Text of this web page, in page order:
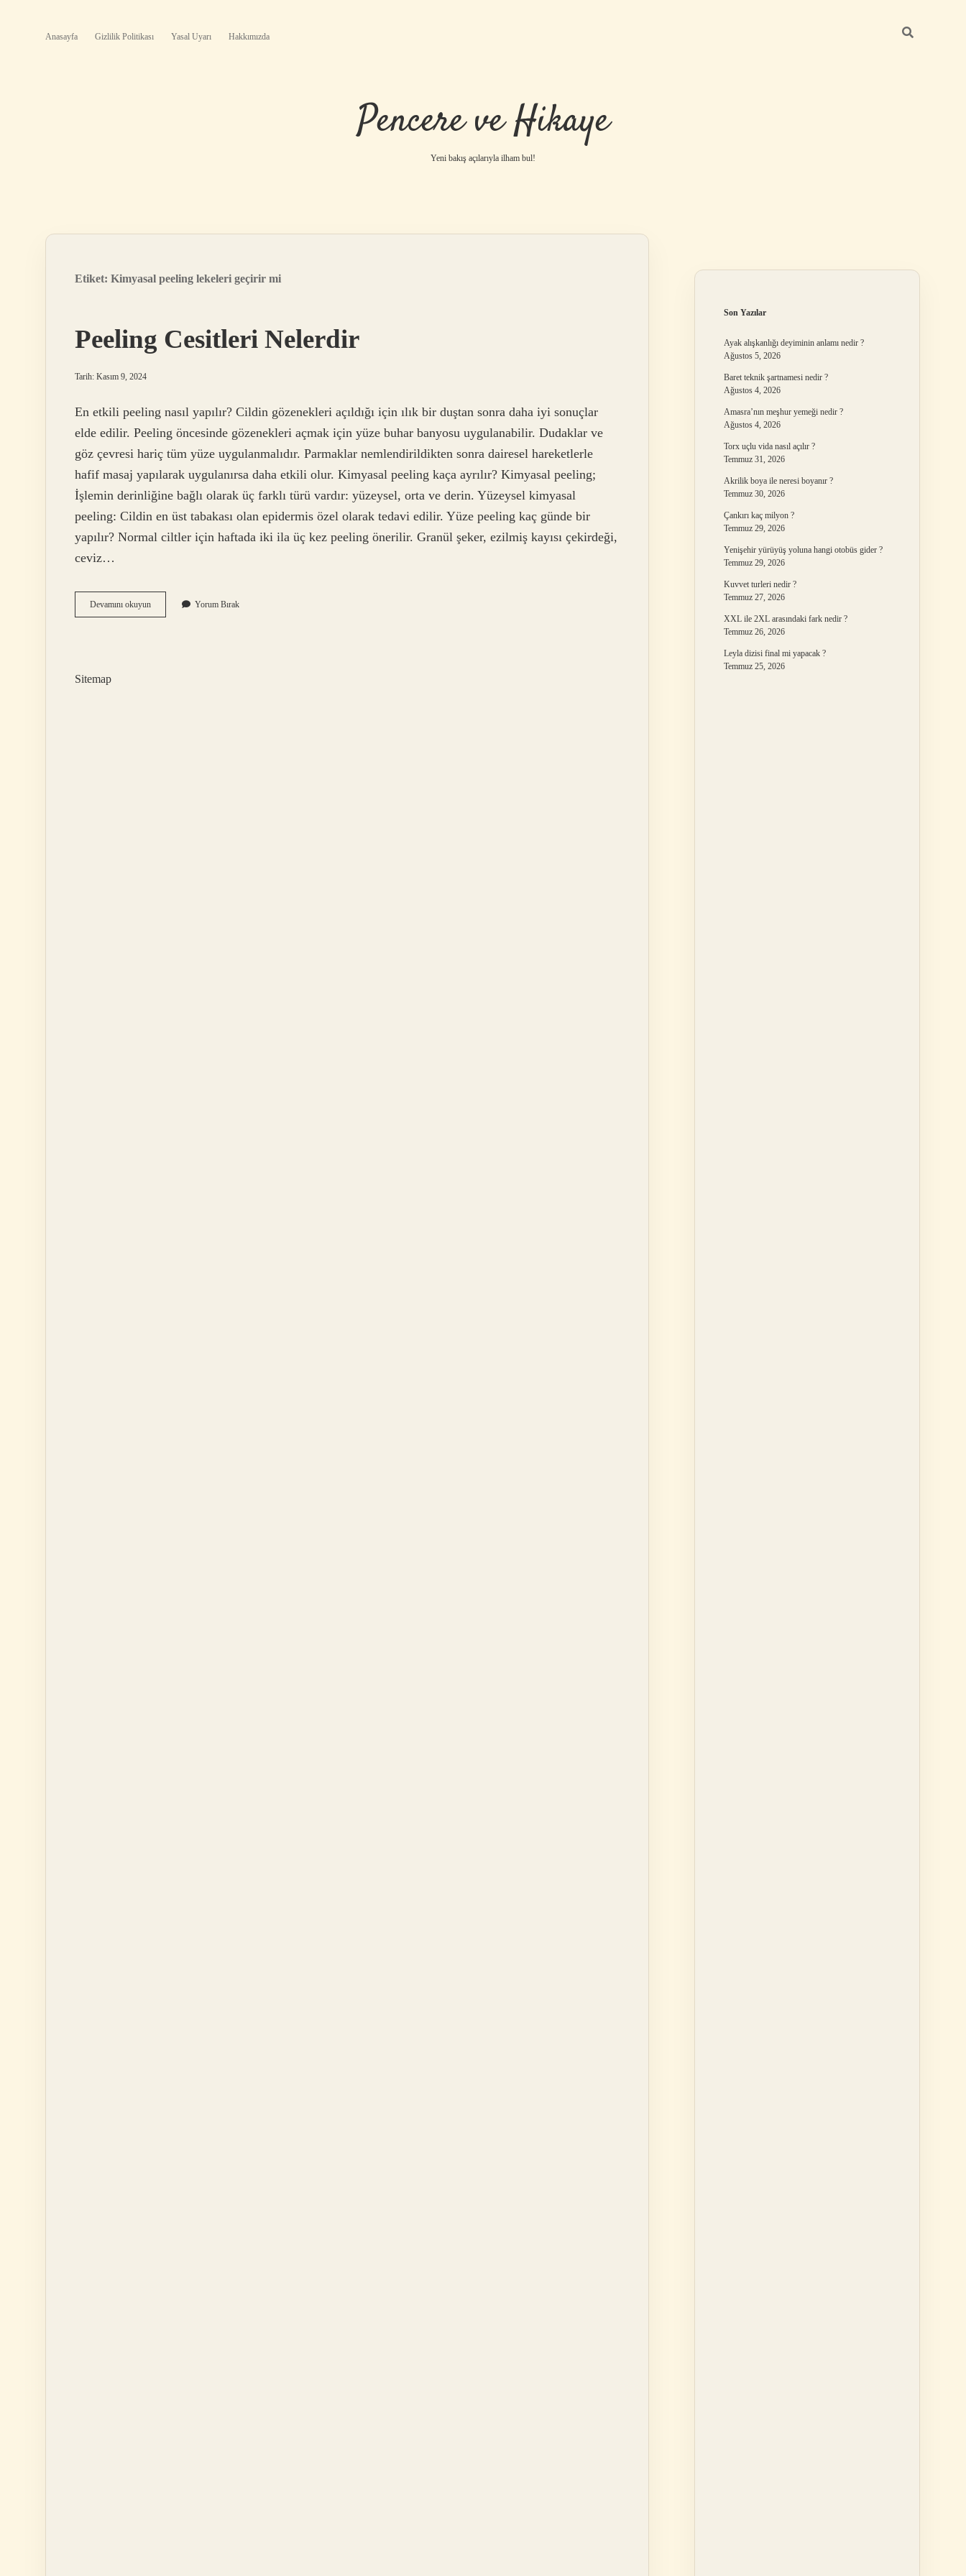
Anasayfa Gizlilik Politikası Yasal Uyarı Hakkımızda
Pencere ve Hikaye
Yeni bakış açılarıyla ilham bul!
Etiket: Kimyasal peeling lekeleri geçirir mi
Peeling Cesitleri Nelerdir
Tarih: Kasım 9, 2024
En etkili peeling nasıl yapılır? Cildin gözenekleri açıldığı için ılık bir duştan sonra daha iyi sonuçlar
elde edilir. Peeling öncesinde gözenekleri açmak için yüze buhar banyosu uygulanabilir. Dudaklar ve
göz çevresi hariç tüm yüze uygulanmalıdır. Parmaklar nemlendirildikten sonra dairesel hareketlerle
hafif masaj yapılarak uygulanırsa daha etkili olur. Kimyasal peeling kaça ayrılır? Kimyasal peeling;
İşlemin derinliğine bağlı olarak üç farklı türü vardır: yüzeysel, orta ve derin. Yüzeysel kimyasal
peeling: Cildin en üst tabakası olan epidermis özel olarak tedavi edilir. Yüze peeling kaç günde bir
yapılır? Normal ciltler için haftada iki ila üç kez peeling önerilir. Granül şeker, ezilmiş kayısı çekirdeği,
ceviz…
Devamını okuyunPeeling
Cesitleri
Yorum Bırak
Sitemap
Son Yazılar
Ayak alışkanlığı deyiminin anlamı nedir ?
Ağustos 5, 2026
Baret teknik şartnamesi nedir ?
Ağustos 4, 2026
Amasra’nın meşhur yemeği nedir ?
Ağustos 4, 2026
Torx uçlu vida nasıl açılır ?
Temmuz 31, 2026
Akrilik boya ile neresi boyanır ?
Temmuz 30, 2026
Çankırı kaç milyon ?
Temmuz 29, 2026
Yenişehir yürüyüş yoluna hangi otobüs gider ?
Temmuz 29, 2026
Kuvvet turleri nedir ?
Temmuz 27, 2026
XXL ile 2XL arasındaki fark nedir ?
Temmuz 26, 2026
Leyla dizisi final mi yapacak ?
Temmuz 25, 2026